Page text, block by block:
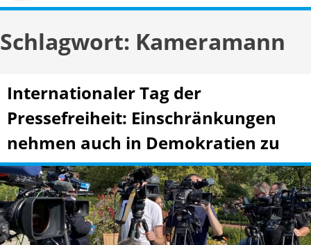
Schlagwort: Kameramann
Internationaler Tag der
Pressefreiheit: Einschränkungen
nehmen auch in Demokratien zu